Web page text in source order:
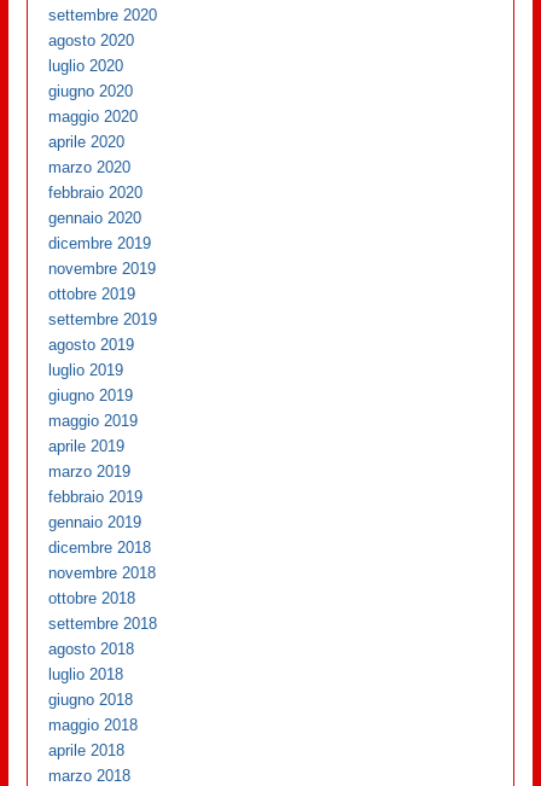
settembre 2020
agosto 2020
luglio 2020
giugno 2020
maggio 2020
aprile 2020
marzo 2020
febbraio 2020
gennaio 2020
dicembre 2019
novembre 2019
ottobre 2019
settembre 2019
agosto 2019
luglio 2019
giugno 2019
maggio 2019
aprile 2019
marzo 2019
febbraio 2019
gennaio 2019
dicembre 2018
novembre 2018
ottobre 2018
settembre 2018
agosto 2018
luglio 2018
giugno 2018
maggio 2018
aprile 2018
marzo 2018